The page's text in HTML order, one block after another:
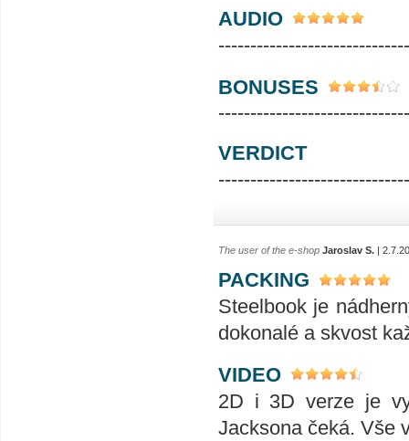
AUDIO
BONUSES
VERDICT
The user of the e-shop Jaroslav S. |
PACKING
Steelbook je
dokonalé a skvost
VIDEO
2D i 3D verze je
Jacksona čeká. Vše